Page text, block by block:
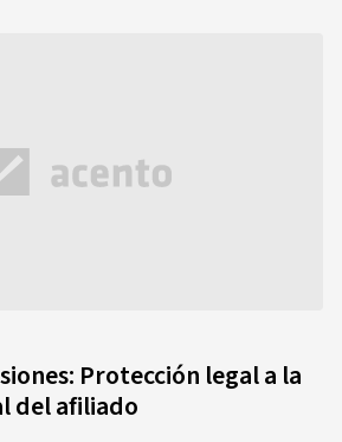
Protección legal a la
del afiliado